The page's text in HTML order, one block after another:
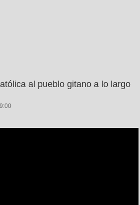
al pueblo gitano a lo largo